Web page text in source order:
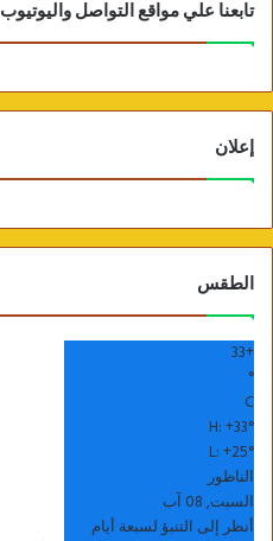
تابعنا علي مواقع التواصل واليوتيوب
إعلان
الطقس
+
33
°
C
H:+33°
L:+25°
الناظور
السبت, 08 آب
أنظر إلى التنبؤ لسبعة أيام